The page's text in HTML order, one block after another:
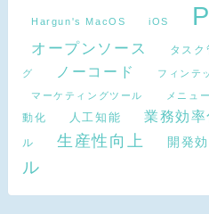
Hargun's MacOS iOS
オープンソース タスク
グ ノーコード フィンテ
マーケティングツール メニュ
動化
人工知能 業務効率
ル 生産性向上 開発
ル